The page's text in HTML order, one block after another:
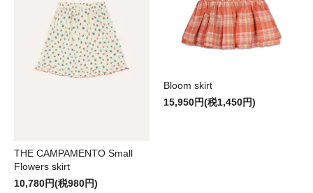
THE CAMPAMENTO Small
Flowers skirt
10,780円(税980円)
Bloom skirt
15,950円(税1,450円)